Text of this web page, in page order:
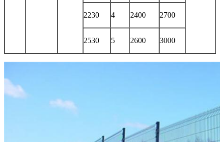
2230 4 2400 2700
2530 5 2600 3000